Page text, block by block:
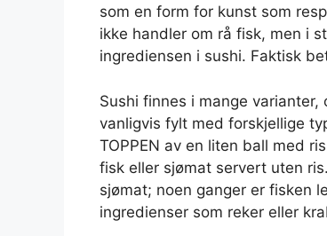
som en form for kunst som
ikke handler om rå fisk, men i
ingrediensen i sushi. Faktisk
Sushi finnes i mange
vanligvis fylt med forskjellige
TOPPEN av en liten ball med
fisk eller sjømat servert uten
sjømat; noen ganger er fisken
ingredienser som reker eller